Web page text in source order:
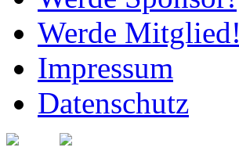
Werde Mitglied!
Impressum
Datenschutz